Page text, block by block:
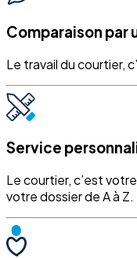
Comparaison par
Le travail du courtier,
Service
Le courtier, c’est
votre dossier de A à Z.